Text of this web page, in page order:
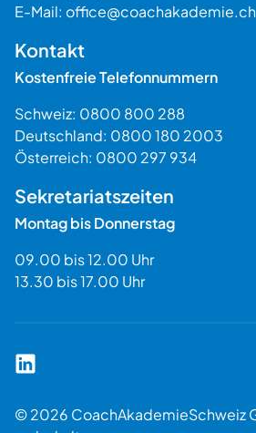
E-Mail: office@coachakademie.ch
Kontakt
Kostenfreie Telefonnummern
Schweiz: 0800 800 288
Deutschland: 0800 180 2003
Österreich: 0800 297 934
Sekretariatszeiten
Montag bis Donnerstag
09.00 bis 12.00 Uhr
13.30 bis 17.00 Uhr
Coach Akademie Schweiz auf
© 2026 CoachAkademieSchweiz